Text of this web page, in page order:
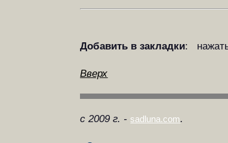
Добавить в закладки:
Вверх
с 2009 г. - sadluna.com.